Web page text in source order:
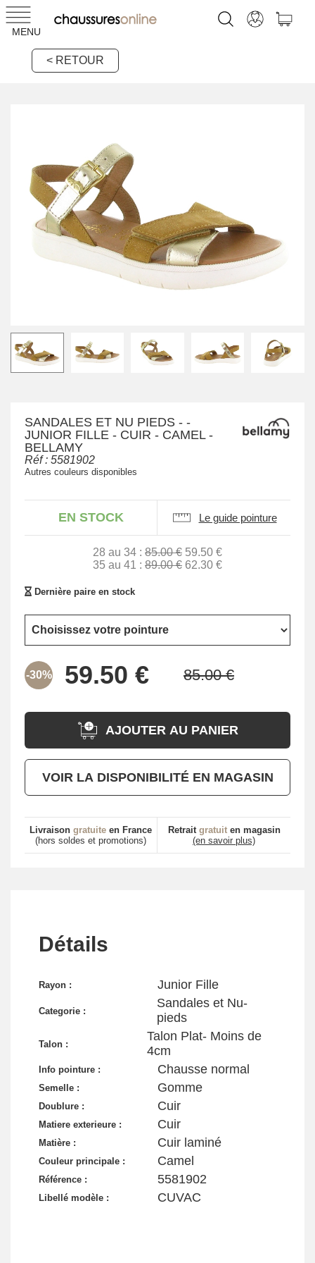
MENU
< RETOUR
SANDALES ET NU PIEDS - -
JUNIOR FILLE - CUIR - CAMEL -
BELLAMY
Réf : 5581902
Autres couleurs disponibles
EN STOCK Le guide pointure
28 au 34 : 85.00 € 59.50 €
35 au 41 : 89.00 € 62.30 €
Dernière paire en stock
-30%
AJOUTER AU PANIER
VOIR LA DISPONIBILITÉ EN MAGASIN
Livraison gratuite en France
(hors soldes et promotions)
Retrait gratuiten magasin
(en savoir plus)
Détails
Rayon : Junior Fille
Categorie :
Sandales et Nu-
pieds
Talon :
Talon Plat- Moins de
4cm
Info pointure : Chausse normal
Semelle : Gomme
Doublure : Cuir
Matiere exterieure : Cuir
Matière : Cuir laminé
Couleur principale : Camel
Référence : 5581902
Libellé modèle : CUVAC